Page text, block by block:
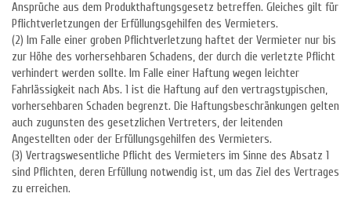
Ansprüche aus dem Produkthaftungsgesetz betreffen. Gleiches gilt für
Pflichtverletzungen der Erfüllungsgehilfen des Vermieters.
(2) Im Falle einer groben Pflichtverletzung haftet der Vermieter nur bis
zur Höhe des vorhersehbaren Schadens, der durch die verletzte Pflicht
verhindert werden sollte. Im Falle einer Haftung wegen leichter
Fahrlässigkeit nach Abs. 1 ist die Haftung auf den vertragstypischen,
vorhersehbaren Schaden begrenzt. Die Haftungsbeschränkungen gelten
auch zugunsten des gesetzlichen Vertreters, der leitenden
Angestellten oder der Erfüllungsgehilfen des Vermieters.
(3) Vertragswesentliche Pflicht des Vermieters im Sinne des Absatz 1
sind Pflichten, deren Erfüllung notwendig ist, um das Ziel des Vertrages
zu erreichen.